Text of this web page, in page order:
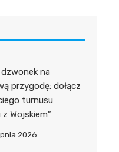
na
przygodę: dołącz
turnusu
z Wojskiem”
2026